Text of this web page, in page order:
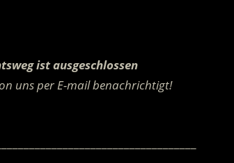
ist ausgeschlossen
uns per E-mail benachrichtigt!